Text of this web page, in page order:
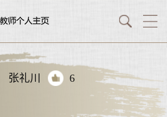
张礼川 6